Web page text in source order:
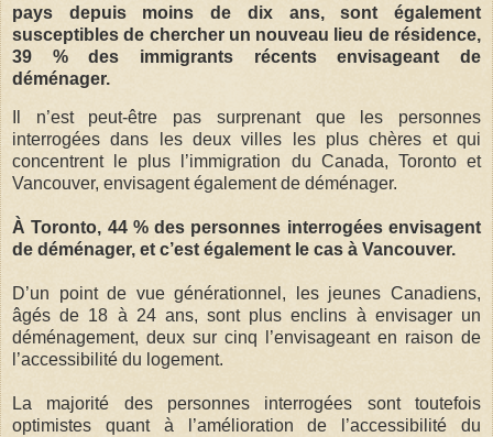
pays depuis moins de dix ans, sont également
susceptibles de chercher un nouveau lieu de résidence,
39 % des immigrants récents envisageant de
déménager.
Il n’est peut-être pas surprenant que les personnes
interrogées dans les deux villes les plus chères et qui
concentrent le plus l’immigration du Canada, Toronto et
Vancouver, envisagent également de déménager.
À Toronto, 44 % des personnes interrogées envisagent
de déménager, et c’est également le cas à Vancouver.
D’un point de vue générationnel, les jeunes Canadiens,
âgés de 18 à 24 ans, sont plus enclins à envisager un
déménagement, deux sur cinq l’envisageant en raison de
l’accessibilité du logement.
La majorité des personnes interrogées sont toutefois
optimistes quant à l’amélioration de l’accessibilité du